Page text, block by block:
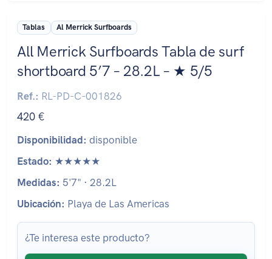
Tablas Al Merrick Surfboards
All Merrick Surfboards Tabla de surf
shortboard 5’7 – 28.2L – ★ 5/5
Ref.: RL-PD-C-001826
420 €
Disponibilidad: disponible
Estado: ★★★★★
Medidas: 5'7" · 28.2L
Ubicación: Playa de Las Americas
¿Te interesa este producto?